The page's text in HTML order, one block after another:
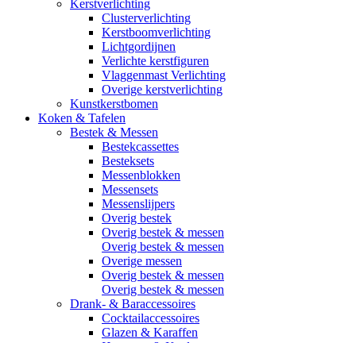
Kerstverlichting
Clusterverlichting
Kerstboomverlichting
Lichtgordijnen
Verlichte kerstfiguren
Vlaggenmast Verlichting
Overige kerstverlichting
Kunstkerstbomen
Koken & Tafelen
Bestek & Messen
Bestekcassettes
Besteksets
Messenblokken
Messensets
Messenslijpers
Overig bestek
Overig bestek & messen
Overig bestek & messen
Overige messen
Overig bestek & messen
Overig bestek & messen
Drank- & Baraccessoires
Cocktailaccessoires
Glazen & Karaffen